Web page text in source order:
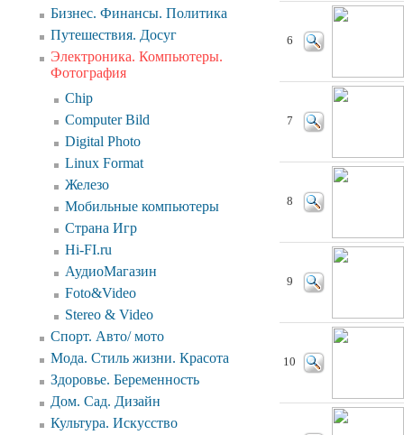
Бизнес. Финансы. Политика
Путешествия. Досуг
Электроника. Компьютеры.
Фотография
Chip
Computer Bild
Digital Photo
Linux Format
Железо
Мобильные компьютеры
Страна Игр
Hi-FI.ru
АудиоМагазин
Foto&Video
Stereo & Video
Спорт. Авто/ мото
Мода. Стиль жизни. Красота
Здоровье. Беременность
Дом. Сад. Дизайн
Культура. Искусство
6
7
8
9
10